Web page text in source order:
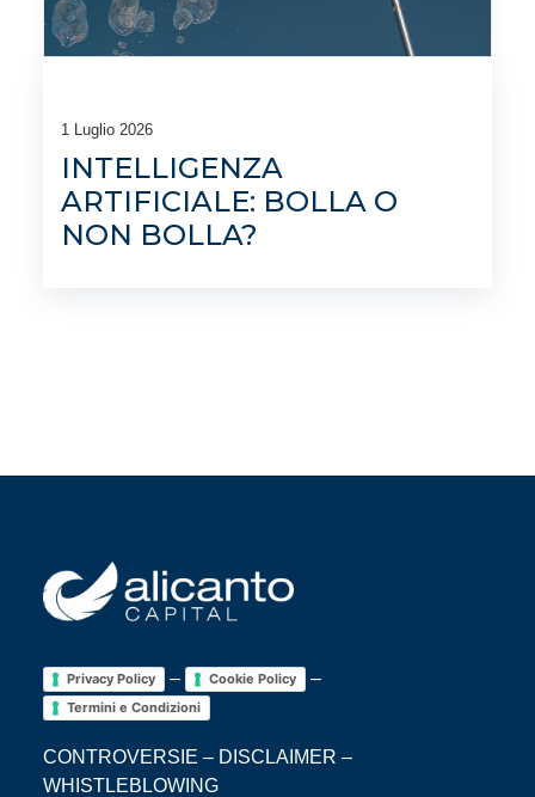
1 Luglio 2026
INTELLIGENZA
ARTIFICIALE: BOLLA O
NON BOLLA?
Privacy Policy – Cookie Policy –
Termini e Condizioni
CONTROVERSIE – DISCLAIMER –
WHISTLEBLOWING